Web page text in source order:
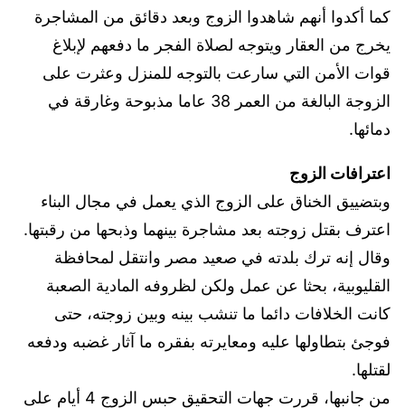
كما أكدوا أنهم شاهدوا الزوج وبعد دقائق من المشاجرة
يخرج من العقار ويتوجه لصلاة الفجر ما دفعهم لإبلاغ
قوات الأمن التي سارعت بالتوجه للمنزل وعثرت على
الزوجة البالغة من العمر 38 عاما مذبوحة وغارقة في
دمائها.
اعترافات الزوج
وبتضييق الخناق على الزوج الذي يعمل في مجال البناء
اعترف بقتل زوجته بعد مشاجرة بينهما وذبحها من رقبتها.
وقال إنه ترك بلدته في صعيد مصر وانتقل لمحافظة
القليوبية، بحثا عن عمل ولكن لظروفه المادية الصعبة
كانت الخلافات دائما ما تنشب بينه وبين زوجته، حتى
فوجئ بتطاولها عليه ومعايرته بفقره ما آثار غضبه ودفعه
لقتلها.
من جانبها، قررت جهات التحقيق حبس الزوج 4 أيام على